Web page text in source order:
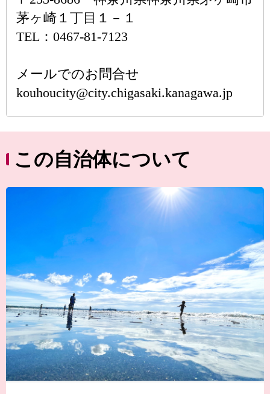
茅ヶ崎１丁目１－１
TEL：0467-81-7123
メールでのお問合せ
kouhoucity@city.chigasaki.kanagawa.jp
この自治体について